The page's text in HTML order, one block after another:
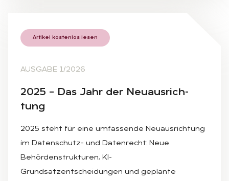
Artikel kostenlos lesen
AUSGABE 1/2026
2025 – Das Jahr der Neu­aus­rich­
tung
2025 steht für eine umfassende Neuausrichtung
im Datenschutz- und Datenrecht: Neue
Behördenstrukturen, KI-
Grundsatzentscheidungen und geplante